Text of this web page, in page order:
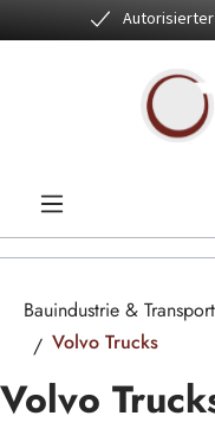
Zum Hauptinhalt springen
Autorisierter
Bauindustrie & Transport
Volvo Trucks
Volvo